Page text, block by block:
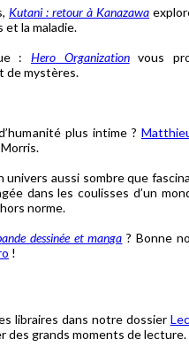
Kutani : retour à Kanazawa
et la maladie.
: Hero Organizationvous
de mystères.
plus intime ?
univers aussi sombre que
dans les coulisses d’un
norme.
ande dessinée et manga ? Bonne
!
libraires dans notre dossier
des grands moments de lecture.